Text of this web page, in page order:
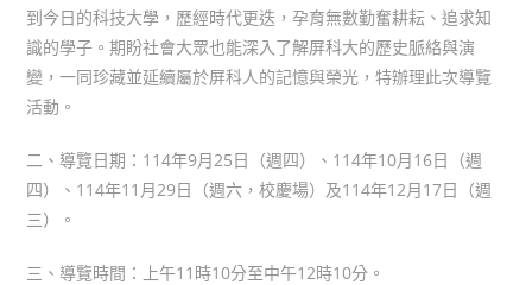
到今日的科技大學，歷經時代更迭，孕育無數勤奮耕耘、追求知
識的學子。期盼社會大眾也能深入了解屏科大的歷史脈絡與演
變，一同珍藏並延續屬於屏科人的記憶與榮光，特辦理此次導覽
活動。
二、導覽日期：114年9月25日（週四）、114年10月16日（週
四）、114年11月29日（週六，校慶場）及114年12月17日（週
三）。
三、導覽時間：上午11時10分至中午12時10分。